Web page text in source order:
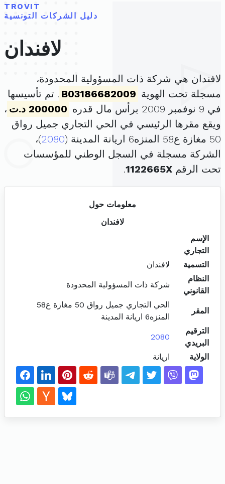
TROVIT
دليل الشركات التونسية
لافندان
لافندان هي شركة ذات المسؤولية المحدودة،
مسجلة تحت الهوية B03186682009 . تم تأسيسها
في 9 نوفمبر 2009 برأس مال قدره
200000 د.ت
،
ويقع مقرها الرئيسي في الحي التجاري جميل رواق
50 مغازة ع58 المنزه6 اريانة المدينة (
2080)،
الشركة مسجلة في السجل الوطني للمؤسسات
تحت الرقم 1122665X
.
معلومات حول
لافندان
الإسم
التجاري
التسمية
لافندان
النظام
القانوني
شركة ذات المسؤولية المحدودة
المقر
الحي التجاري جميل رواق 50 مغازة ع58
المنزه6 اريانة المدينة
الترقيم
البريدي
2080
الولاية اريانة